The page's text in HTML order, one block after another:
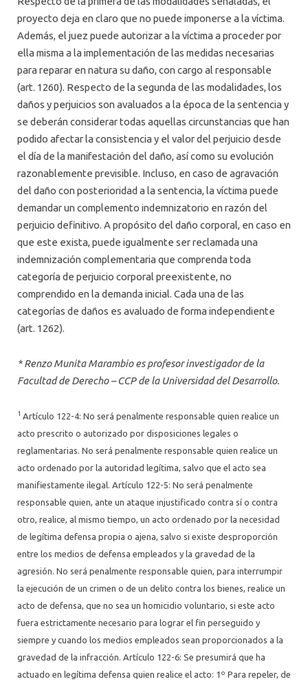
proyecto deja en claro que no puede imponerse a la víctima.
Además, el juez puede autorizar a la víctima a proceder por
ella misma a la implementación de las medidas necesarias
para reparar en natura su daño, con cargo al responsable
(art. 1260). Respecto de la segunda de las modalidades, los
daños y perjuicios son avaluados a la época de la sentencia y
se deberán considerar todas aquellas circunstancias que han
podido afectar la consistencia y el valor del perjuicio desde
el día de la manifestación del daño, así como su evolución
razonablemente previsible. Incluso, en caso de agravación
del daño con posterioridad a la sentencia, la víctima puede
demandar un complemento indemnizatorio en razón del
perjuicio definitivo. A propósito del daño corporal, en caso en
que este exista, puede igualmente ser reclamada una
indemnización complementaria que comprenda toda
categoría de perjuicio corporal preexistente, no
comprendido en la demanda inicial. Cada una de las
categorías de daños es avaluado de forma independiente
(art. 1262).
* Renzo Munita Marambio es profesor investigador de la
Facultad de Derecho – CCP de la Universidad del Desarrollo.
1 Artículo 122-4: No será penalmente responsable quien realice un
acto prescrito o autorizado por disposiciones legales o
reglamentarias. No será penalmente responsable quien realice un
acto ordenado por la autoridad legítima, salvo que el acto sea
manifiestamente ilegal. Artículo 122-5: No será penalmente
responsable quien, ante un ataque injustificado contra sí o contra
otro, realice, al mismo tiempo, un acto ordenado por la necesidad
de legítima defensa propia o ajena, salvo si existe desproporción
entre los medios de defensa empleados y la gravedad de la
agresión. No será penalmente responsable quien, para interrumpir
la ejecución de un crimen o de un delito contra los bienes, realice un
acto de defensa, que no sea un homicidio voluntario, si este acto
fuera estrictamente necesario para lograr el fin perseguido y
siempre y cuando los medios empleados sean proporcionados a la
gravedad de la infracción. Artículo 122-6: Se presumirá que ha
actuado en legítima defensa quien realice el acto: 1º Para repeler, de